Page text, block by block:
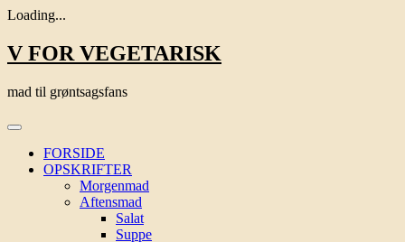
Loading...
Skip
to
V FOR VEGETARISK
mad til grøntsagsfans
FORSIDE
OPSKRIFTER
Morgenmad
Aftensmad
Salat
Suppe